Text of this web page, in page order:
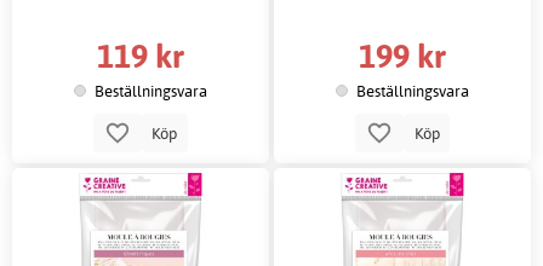
119 kr
Beställningsvara
Köp
199 kr
Beställningsvara
Köp